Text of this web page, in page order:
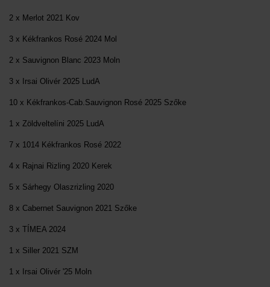
2 x Merlot 2021 Kov
3 x Kékfrankos Rosé 2024 Mol
2 x Sauvignon Blanc 2023 Moln
3 x Irsai Olivér 2025 LudA
10 x Kékfrankos-Cab.Sauvignon Rosé 2025 Szőke
1 x Zöldveltelíni 2025 LudA
7 x 1014 Kékfrankos Rosé 2022
4 x Rajnai Rizling 2020 Kerek
5 x Sárhegy Olaszrizling 2020
8 x Cabernet Sauvignon 2021 Szőke
3 x TÍMEA 2024
1 x Siller 2021 SZM
1 x Irsai Olivér '25 Moln